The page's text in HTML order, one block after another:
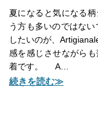
夏になると気になる
う方も多いのではな
したいのが、
感を感じさせながら
着です。 A…
続きを読む≫